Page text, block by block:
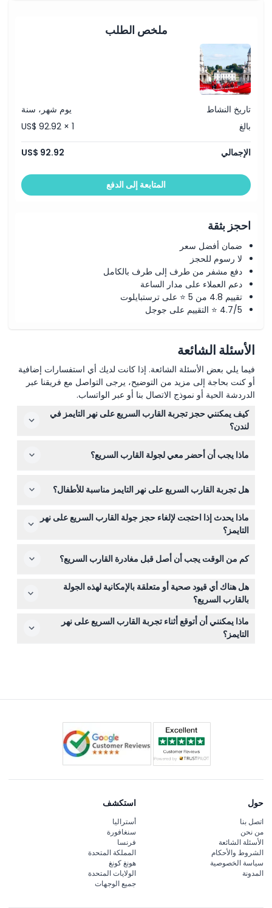
الشروط والأحكام
سياسة الإلغاء
ملخص الطلب
تاريخ النشاط
يوم شهر، سنة
بالغ
US$ 92.92 × 1
الإجمالي US$ 92.92
المتابعة إلى الدفع
احجز بثقة
ضمان أفضل سعر
لا رسوم للحجز
دفع مشفر من طرف إلى طرف بالكامل
دعم العملاء على مدار الساعة
تقييم 4.8 من 5 ⭐ على ترستبايلوت
4.7/5 ⭐ التقييم على جوجل
الأسئلة الشائعة
فيما يلي بعض الأسئلة الشائعة. إذا كانت لديك أي استفسارات إضافية
أو كنت بحاجة إلى مزيد من التوضيح، يرجى التواصل مع فريقنا عبر
الدردشة الحية أو نموذج الاتصال بنا أو عبر الواتساب.
كيف يمكنني حجز تجربة القارب السريع على نهر التايمز في
لندن؟
الإنترنت هنا على موقعنا لتأمين مكانك في رحلة مثيرة على نهر
ماذا يجب أن أحضر معي لجولة القارب السريع؟
إذا لزم الأمر. قد ترغب أيضًا في إحضار غطاء وجه خاص بك إذا
هل تجربة القارب السريع على نهر التايمز مناسبة للأطفال؟
نعم، يمكن للأطفال من عمر 4 أشهر فما فوق الانضمام إلى
الجولة، لكن يجب أن يكون الأطفال تحت 14 سنة برفقة بالغ
يدفع ثمن التذكرة. جميع الركاب، بما في ذلك الرضع، يحتاجون
ماذا يحدث إذا احتجت لإلغاء حجز جولة القارب السريع على نهر
التايمز؟
للاسترداد ولا يمكن إلغاؤها، لذا تأكد من اختيار التاريخ والوقت
كم من الوقت يجب أن أصل قبل مغادرة القارب السريع؟
من الأفضل أن تصل قبل موعد المغادرة بـ 15 دقيقة على الأقل
لإتمام إجراءات الدخول والاستعداد لمغامرتك على نهر التايمز.
هل هناك أي قيود صحية أو متعلقة بالإمكانية لهذه الجولة
بالقارب السريع؟
يجب أن يكون الضيوف قادرين على الانتقال إلى القارب
والجلوس بأنفسهم بدون مساعدة، ولا يُنصح بهذه الجولة للنساء
الحوامل أو من يعانين من حالات طبية خطيرة.
ماذا يمكنني أن أتوقع أثناء تجربة القارب السريع على نهر
التايمز؟
حول
اتصل بنا
من نحن
الأسئلة الشائعة
الشروط والأحكام
سياسة الخصوصية
المدونة
استكشف
أستراليا
سنغافورة
فرنسا
المملكة المتحدة
هونغ كونغ
الولايات المتحدة
جميع الوجهات